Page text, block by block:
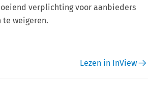
verplichting voor aanbieders
te weigeren.
Lezen in InView